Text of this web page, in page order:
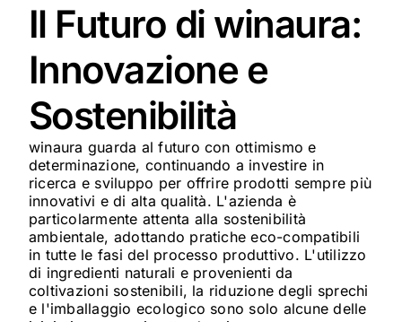
Il Futuro di winaura:
Innovazione e
Sostenibilità
winaura guarda al futuro con ottimismo e
determinazione, continuando a investire in
ricerca e sviluppo per offrire prodotti sempre più
innovativi e di alta qualità. L'azienda è
particolarmente attenta alla sostenibilità
ambientale, adottando pratiche eco-compatibili
in tutte le fasi del processo produttivo. L'utilizzo
di ingredienti naturali e provenienti da
coltivazioni sostenibili, la riduzione degli sprechi
e l'imballaggio ecologico sono solo alcune delle